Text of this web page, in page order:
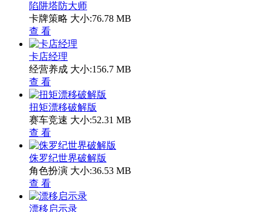
陷阱塔防大师
卡牌策略 大小:76.78 MB
查 看
卡店经理
经营养成 大小:156.7 MB
查 看
扭矩漂移破解版
赛车竞速 大小:52.31 MB
查 看
侏罗纪世界破解版
角色扮演 大小:36.53 MB
查 看
漂移启示录